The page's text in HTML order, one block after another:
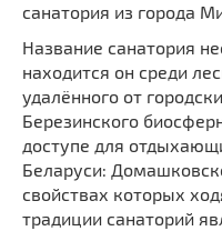
санатория из города
Название санатория
находится он среди
удалённого от
Березинского
доступе для
Беларуси:
свойствах которых
традиции санаторий